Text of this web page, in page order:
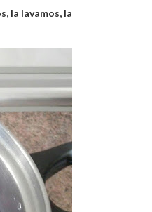
la lavamos, la